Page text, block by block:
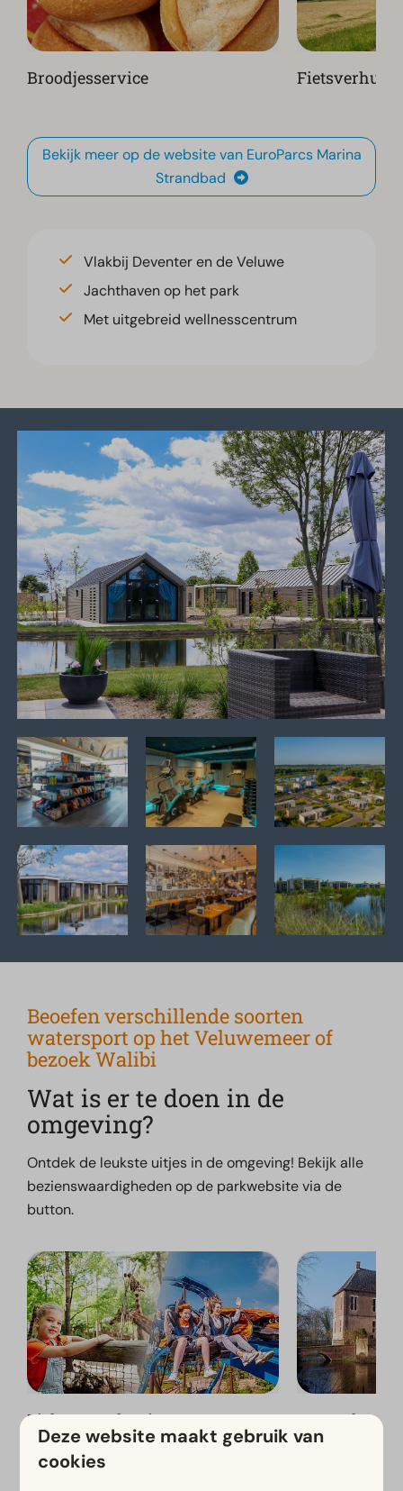
Broodjesservice Fietsverhuur
Bekijk meer op de website van EuroParcs Marina
Strandbad
Vlakbij Deventer en de Veluwe
Jachthaven op het park
Met uitgebreid wellnesscentrum
Beoefen verschillende soorten
watersport op het Veluwemeer of
bezoek Walibi
Wat is er te doen in de
omgeving?
Ontdek de leukste uitjes in de omgeving! Bekijk alle
bezienswaardigheden op de parkwebsite via de
button.
Tickets met korting 8
Deze website maakt gebruik van
cookies